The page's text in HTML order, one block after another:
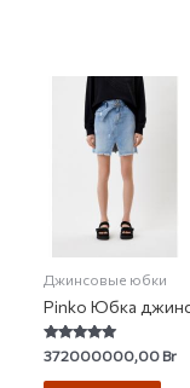
Джинсовые юбки
Pinko Юбка
Rated
4.78
out of 5
372000000,00Br